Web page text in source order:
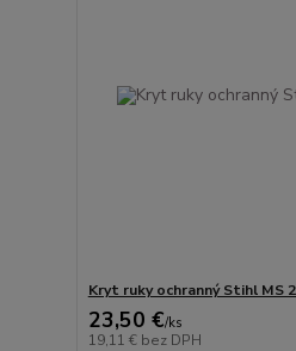
Kryt ruky ochranný Stihl MS
23,50 €/ks
19,11 € bez DPH